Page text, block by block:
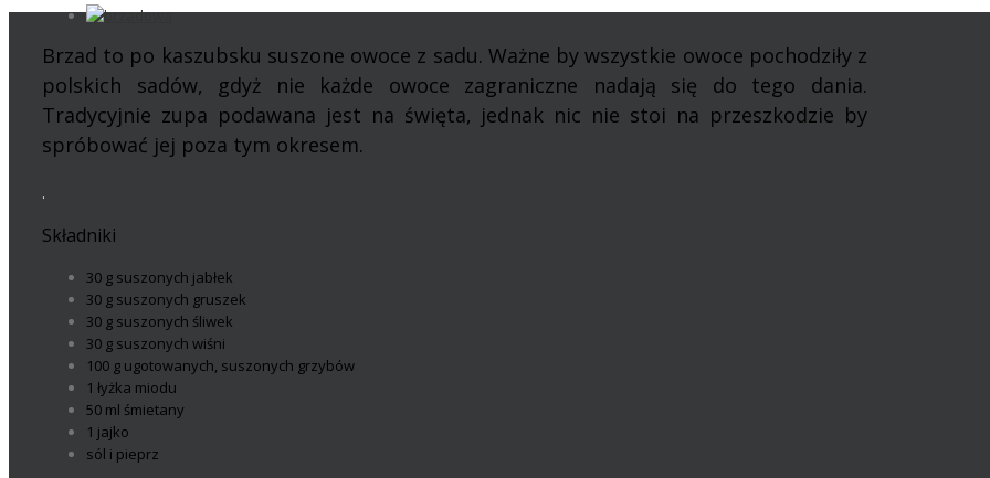
Brzad to po kaszubsku suszone owoce z sadu. Ważne by wszystkie owoce pochodziły z
polskich sadów, gdyż nie każde owoce zagraniczne nadają się do tego dania.
Tradycyjnie zupa podawana jest na święta, jednak nic nie stoi na przeszkodzie by
spróbować jej poza tym okresem.
.
Składniki
30 g suszonych jabłek
30 g suszonych gruszek
30 g suszonych śliwek
30 g suszonych wiśni
100 g ugotowanych, suszonych grzybów
1 łyżka miodu
50 ml śmietany
1 jajko
sól i pieprz